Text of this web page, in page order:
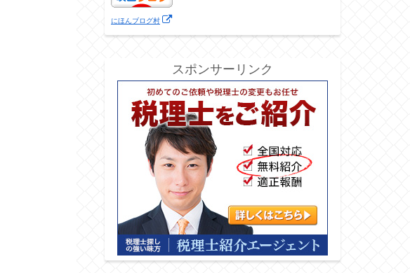
にほんブログ村
スポンサーリンク